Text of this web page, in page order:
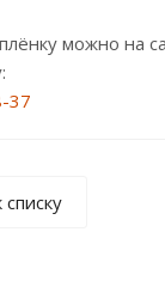
можно на
37